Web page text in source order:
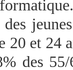
20 et 24
des